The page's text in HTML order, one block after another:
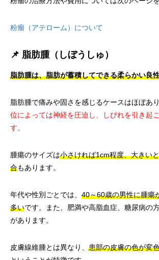
粉瘤（アテローム）について
📌 脂肪腫（しぼうしゅ）
脂肪腫は、脂肪が蓄積してできる柔らかい良
脂肪腫で痛みや固さを感じるケースはほぼあ
位によっては神経を圧迫し、しびれを引き起
す。
腫瘍のサイズは小さければ1cm程度、大きい
合もあります。
年代や性別ごとでは、 40～60歳の男性に腫瘍
多いです。また、肥満や高脂血症、糖尿病の
があります。
皮膚線維腫とは異なり、 患部の皮膚の色が変